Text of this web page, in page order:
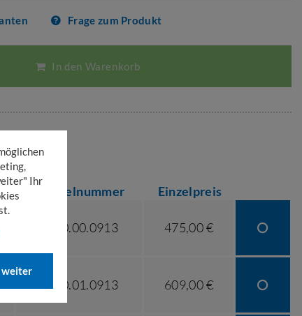
Frage zum Produkt
In den Warenkorb
Artikelnummer Einzelpreis
7020.00.0913 475,00 €
7020.01.0913 609,00 €
Ihr
weiter